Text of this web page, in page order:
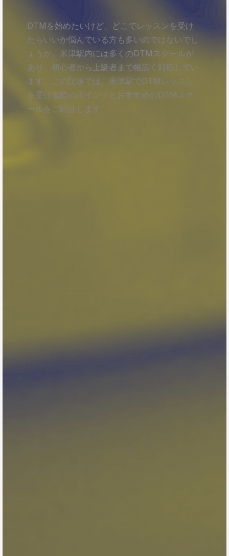
DTMを始めたいけど、どこでレッスンを受け
たらいいか悩んでいる方も多いのではないでし
ょうか。米津駅内には多くのDTMスクールが
あり、初心者から上級者まで幅広く対応してい
ます。この記事では、米津駅でDTMレッスン
を受ける際のポイントとおすすめのDTMスク
ールをご紹介します。